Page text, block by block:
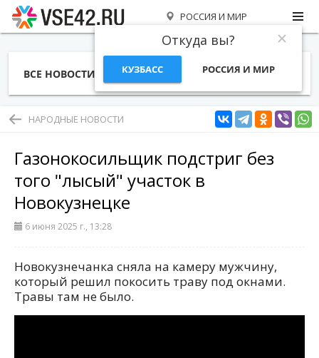
РОССИЯ И МИР
Откуда вы?
КУЗБАСС РОССИЯ И МИР
ВСЕ НОВОСТИ СТАТЬИ ТЕМЫ ФОТО
НАРОДНЫЕ НОВОСТИ
Газонокосильщик подстриг без
того "лысый" участок в
Новокузнецке
6 июня 2025 г., 13:28
Новокузнечанка сняла на камеру мужчину,
который решил покосить траву под окнами.
Травы там не было.